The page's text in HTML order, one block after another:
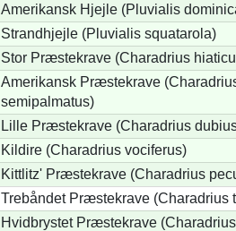
Amerikansk Hjejle (Pluvialis
Strandhjejle (Pluvialis squatarola)
Stor Præstekrave (Charadrius
Amerikansk Præstekrave
semipalmatus)
Lille Præstekrave (Charadrius
Kildire (Charadrius vociferus)
Kittlitz' Præstekrave (Charadrius
Trebåndet Præstekrave (Charadrius
Hvidbrystet Præstekrave (Charadrius